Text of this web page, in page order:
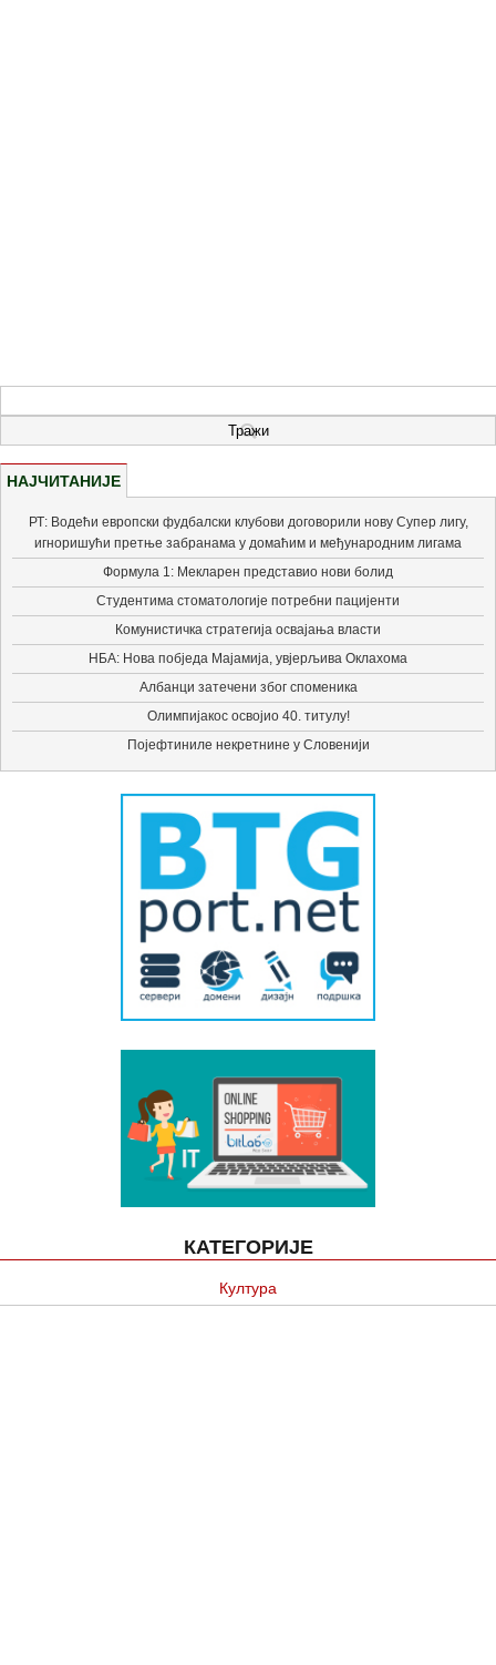
НАЈЧИТАНИЈЕ
РТ: Водећи европски фудбалски клубови договорили нову Супер лигу,
игноришући претње забранама у домаћим и међународним лигама
Формула 1: Мекларен представио нови болид
Студентима стоматологије потребни пацијенти
Комунистичка стратегија освајања власти
НБА: Нова побједа Мајамија, увјерљива Оклахома
Албанци затечени због споменика
Олимпијакос освојио 40. титулу!
Појефтиниле некретнине у Словенији
КАТЕГОРИЈЕ
Култура